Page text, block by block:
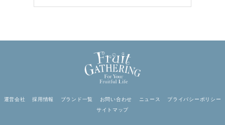
運営会社 採用情報 ブランド一覧 お問い合わせ ニュース
プライバシーポリシー
サイトマップ